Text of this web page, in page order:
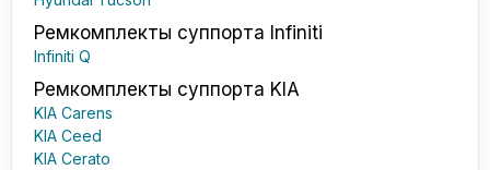
Ремкомплекты суппорта Infiniti
Infiniti Q
Ремкомплекты суппорта KIA
KIA Carens
KIA Ceed
KIA Cerato